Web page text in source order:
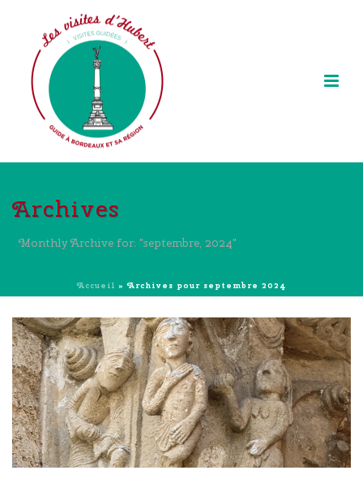
Archives
Monthly Archive for: "septembre, 2024"
Accueil »Archives pour septembre 2024